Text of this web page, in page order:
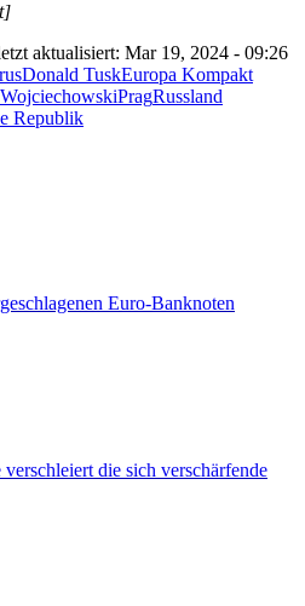
aktualisiert: Mar 19, 2024 - 09:26
Donald TuskEuropa Kompakt
PragRussland
Republik
Euro-Banknoten
die sich verschärfende